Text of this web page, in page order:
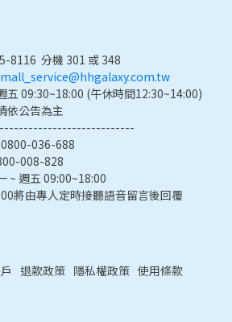
8116  分機 301 或 348
五 09:30~18:00 (午休時間12:30~14:00)
依公告為主
036-688
008-828
~ 週五 09:00~18:00
將由專人定時接聽語音留言後回覆
退款政策 隱私權政策 使用條款